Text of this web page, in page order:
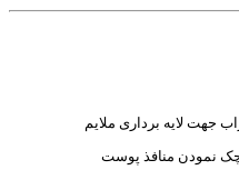
جهت لایه برداری ملایم
نمودن منافذ پوست